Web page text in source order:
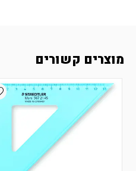
מוצרים קשורים